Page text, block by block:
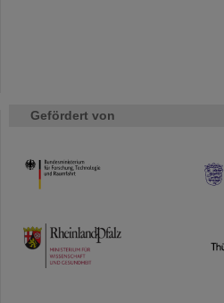
Gefördert von
HMWK
TMWWDG